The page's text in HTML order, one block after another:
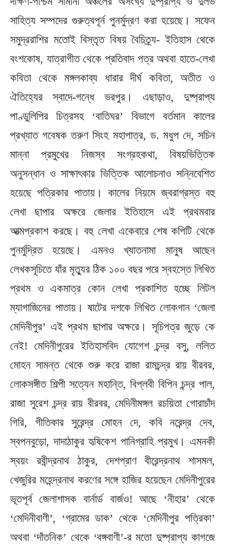
সাহিত্য সম্পদের গুরুত্বপূর্ন পুনর্মুদ্রণ করা হয়েছে। সফেন
সমুদ্ররাশির মতোই বিস্তৃত বিষয় বৈচিত্র্য- ইতিহাস থেকে
বংশকোষ, যাত্রাগীত থেকে প্রতিবাদ পত্র অথবা হাতে-লেখা
কবিতা থেকে মঙ্গলকাব্য ধারার দীর্ঘ কবিতা, অতীত ও
ঐতিহ্যের স্বাদে-গন্ধে ভরপুর। এছাড়াও, দুষ্প্রাপ্য
পাণ্ডুলিপির চিত্রসহ ‘বাতিঘর’ বিভাগে বর্তমান কালের
প্রখ্যাত গবেষক তরুণ সিংহ মহাপাত্র, ড. মধুপ দে, সচিন
মান্না প্রমুখের নিজস্ব সংগ্রহকথা, বিষয়ভিত্তিক
অনুসন্ধান ও সাক্ষাৎকার ভিত্তিক আলোচনাও সন্নিবেশিত
হয়েছে পত্রিকার পাতায়। কালের নিয়মে জ্বরাগ্রস্ত বহু
লেখা ছাপার অক্ষরে জেলার ইতিহাসে এই প্রথমবার
আত্মপ্রকাশ করছে। বহু লেখা একেবারে শেষ কপিটি থেকে
পুনর্মুদ্রিত হয়েছে। এমনও খ্যাতনামা মানুষ আছেন
লেখকসূচিতে যাঁর মৃত্যুর ঠিক ১০০ বছর পরে স্বহস্তে লিখিত
প্রথম ও একমাত্র কোন লেখা প্রকাশিত হচ্ছে লিটল
ম্যাগাজিনের পাতায়। ষাটের দশকে লিখিত লোকগান ‘জেলা
মেদিনীপুর’ এই প্রথম ছাপার অক্ষরে। সূচিপত্র জুড়ে কে
নেই! মেদিনীপুরের ইতিহাসবিদ যোগেশ চন্দ্র বসু, ললিত
মোহন সামন্ত থেকে শুরু করে রাজা রামচন্দ্র রায় বীরবর,
লোকসঙ্গীত শিল্পী সত্যেন মহান্তি, বিপ্লবী বিপিন চন্দ্র পাল,
রাজা সুরেশ চন্দ্র রায় বীরবর, মেদিনীমঙ্গল রচয়িতা গোরাচাঁদ
গিরি, গীতিকার সুরেন্দ্র মোহন দে, কবি নরেন্দ্র দেব,
স্বপনবুড়ো, দাদাঠাকুর হৃষিকেশ পানিগ্রাহি প্রমুখ। এমনকী
স্বয়ং রবীন্দ্রনাথ ঠাকুর, দেশপ্রাণ বীরেন্দ্রনাথ শাসমল,
খেজুরির মহেন্দ্রনাথ করণের সঙ্গে হাজির হয়েছেন মেদিনীপুরের
ভূতপূর্ব জেলাশাসক বার্নার্ড বার্জও! আছে ‘নীহার’ থেকে
‘মেদিনীবাণী’, ‘গ্রামের ডাক’ থেকে ‘মেদিনীপুর পত্রিকা’
অথবা ‘দাঁতনিক’ থেকে ‘বঙ্গবাণী’-র মতো দুষ্প্রাপ্য কাগজে